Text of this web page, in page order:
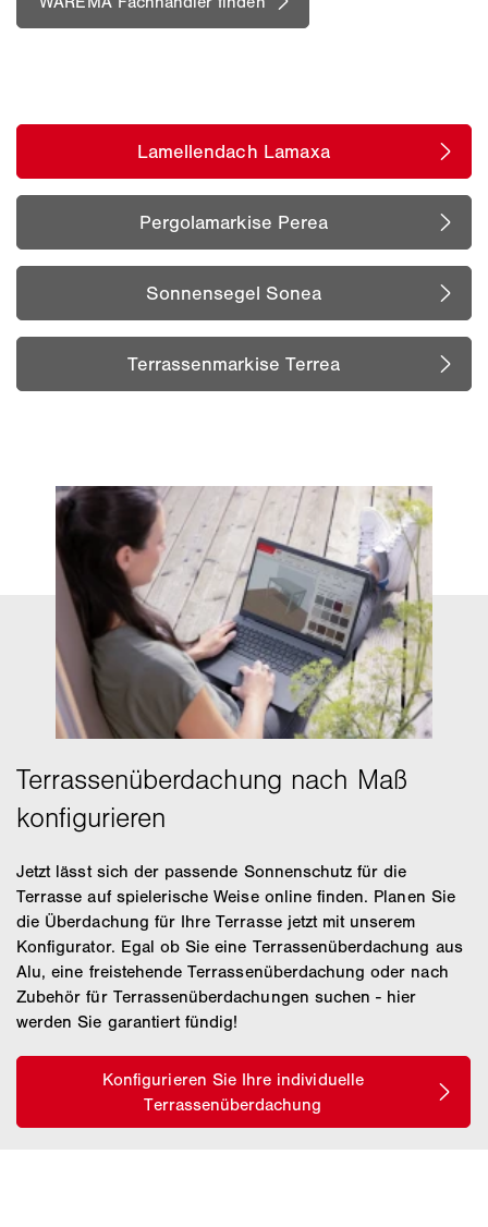
Jetzt lässt sich der passende Sonnenschutz für die
Terrasse auf spielerische Weise online finden. Planen Sie
die Überdachung für Ihre Terrasse jetzt mit unserem
Konfigurator. Egal ob Sie eine Terrassenüberdachung aus
Alu, eine freistehende Terrassenüberdachung oder nach
Zubehör für Terrassenüberdachungen suchen - hier
werden Sie garantiert fündig!